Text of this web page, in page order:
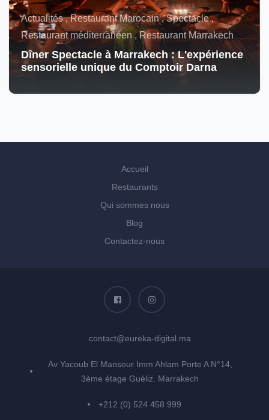
Actualités , Restaurant Marocain , Spectacle ,
Restaurant méditerranéen , Restaurant Marrakech
Dîner Spectacle à Marrakech : L'expérience
sensorielle unique du Comptoir Darna
Accueil
Restaurants
Qui sommes nous
Blog
Contactez-nous
contact@eureka-digital.ma
Av Yacoub El Mansour Imm Ahlam Porte A N°14,
3ème étage Guéliz. Marrakech
+212 (0) 524 458 999